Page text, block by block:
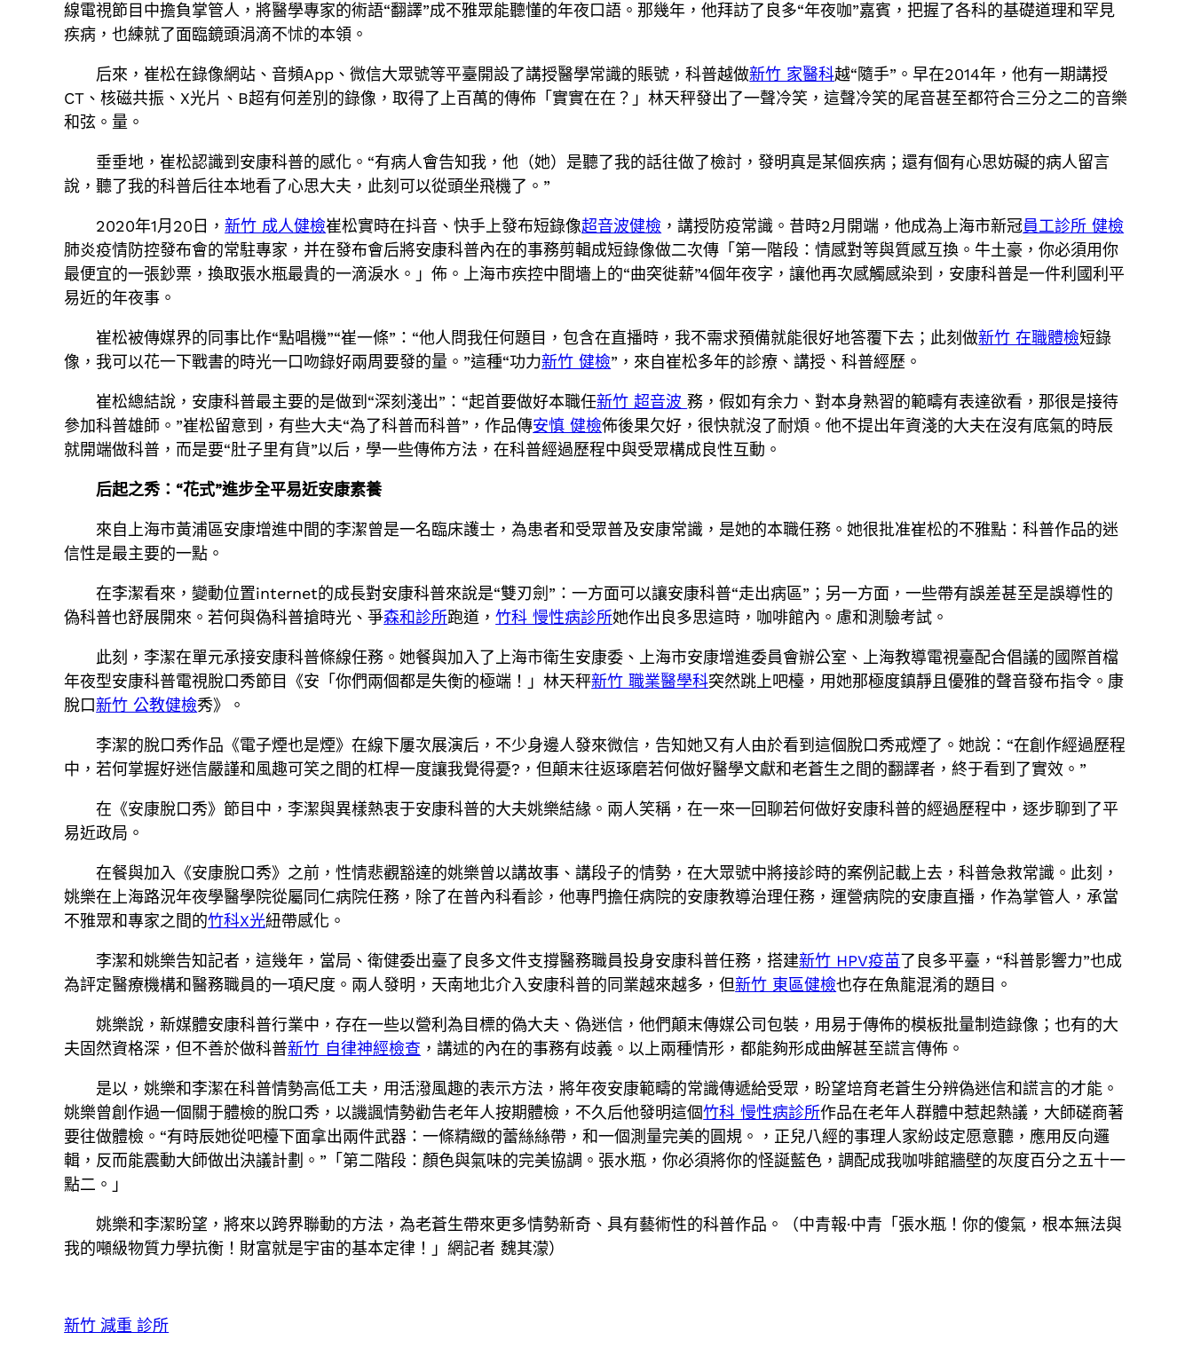
線電視節目中擔負掌管人，將醫學專家的術語“翻譯”成不雅眾能聽懂的年夜口語。那幾年，他拜訪了良多“年夜咖”嘉賓，把握了各科的基礎道理和罕見
疾病，也練就了面臨鏡頭涓滴不怵的本領。
后來，崔松在錄像網站、音頻App、微信大眾號等平臺開設了講授醫學常識的賬號，科普越做新竹 家醫科越“隨手”。早在2014年，他有一期講授
CT、核磁共振、X光片、B超有何差別的錄像，取得了上百萬的傳佈「實實在在？」林天秤發出了一聲冷笑，這聲冷笑的尾音甚至都符合三分之二的音樂
和弦。量。
垂垂地，崔松認識到安康科普的感化。“有病人會告知我，他（她）是聽了我的話往做了檢討，發明真是某個疾病；還有個有心思妨礙的病人留言
說，聽了我的科普后往本地看了心思大夫，此刻可以從頭坐飛機了。”
2020年1月20日，新竹 成人健檢崔松實時在抖音、快手上發布短錄像超音波健檢 ，講授防疫常識。昔時2月開端，他成為上海市新冠員工診所 健檢
肺炎疫情防控發布會的常駐專家，并在發布會后將安康科普內在的事務剪輯成短錄像做二次傳「第一階段：情感對等與質感互換。牛土豪，你必須用你
最便宜的一張鈔票，換取張水瓶最貴的一滴淚水。」佈。上海市疾控中間墻上的“曲突徙薪”4個年夜字，讓他再次感觸感染到，安康科普是一件利國利平
易近的年夜事。
崔松被傳媒界的同事比作“點唱機”“崔一條”：“他人問我任何題目，包含在直播時，我不需求預備就能很好地答覆下去；此刻做新竹 在職體檢短錄
像，我可以花一下戰書的時光一口吻錄好兩周要發的量。”這種“功力新竹 健檢”，來自崔松多年的診療、講授、科普經歷。
崔松總結說，安康科普最主要的是做到“深刻淺出”：“起首要做好本職任新竹 超音波務，假如有余力、對本身熟習的範疇有表達欲看，那很是接待
參加科普雄師。”崔松留意到，有些大夫“為了科普而科普”，作品傳安慎 健檢佈後果欠好，很快就沒了耐煩。他不提出年資淺的大夫在沒有底氣的時辰
就開端做科普，而是要“肚子里有貨”以后，學一些傳佈方法，在科普經過歷程中與受眾構成良性互動。
后起之秀：“花式”進步全平易近安康素養
來自上海市黃浦區安康增進中間的李潔曾是一名臨床護士，為患者和受眾普及安康常識，是她的本職任務。她很批准崔松的不雅點：科普作品的迷
信性是最主要的一點。
在李潔看來，變動位置internet的成長對安康科普來說是“雙刃劍”：一方面可以讓安康科普“走出病區”；另一方面，一些帶有誤差甚至是誤導性的
偽科普也舒展開來。若何與偽科普搶時光、爭森和診所跑道，竹科 慢性病診所她作出良多思這時，咖啡館內。慮和測驗考試。
此刻，李潔在單元承接安康科普條線任務。她餐與加入了上海市衛生安康委、上海市安康增進委員會辦公室、上海教導電視臺配合倡議的國際首檔
年夜型安康科普電視脫口秀節目《安「你們兩個都是失衡的極端！」林天秤新竹 職業醫學科突然跳上吧檯，用她那極度鎮靜且優雅的聲音發布指令。康
脫口新竹 公教健檢秀》。
李潔的脫口秀作品《電子煙也是煙》在線下屢次展演后，不少身邊人發來微信，告知她又有人由於看到這個脫口秀戒煙了。她說：“在創作經過歷程
中，若何掌握好迷信嚴謹和風趣可笑之間的杠桿一度讓我覺得憂?，但顛末往返琢磨若何做好醫學文獻和老蒼生之間的翻譯者，終于看到了實效。”
在《安康脫口秀》節目中，李潔與異樣熱衷于安康科普的大夫姚樂結緣。兩人笑稱，在一來一回聊若何做好安康科普的經過歷程中，逐步聊到了平
易近政局。
在餐與加入《安康脫口秀》之前，性情悲觀豁達的姚樂曾以講故事、講段子的情勢，在大眾號中將接診時的案例記載上去，科普急救常識。此刻，
姚樂在上海路況年夜學醫學院從屬同仁病院任務，除了在普內科看診，他專門擔任病院的安康教導治理任務，運營病院的安康直播，作為掌管人，承當
不雅眾和專家之間的竹科X光紐帶感化。
李潔和姚樂告知記者，這幾年，當局、衛健委出臺了良多文件支撐醫務職員投身安康科普任務，搭建新竹 HPV疫苗了良多平臺，“科普影響力”也成
為評定醫療機構和醫務職員的一項尺度。兩人發明，天南地北介入安康科普的同業越來越多，但新竹 東區健檢也存在魚龍混淆的題目。
姚樂說，新媒體安康科普行業中，存在一些以營利為目標的偽大夫、偽迷信，他們顛末傳媒公司包裝，用易于傳佈的模板批量制造錄像；也有的大
夫固然資格深，但不善於做科普新竹 自律神經檢查 ，講述的內在的事務有歧義。以上兩種情形，都能夠形成曲解甚至謊言傳佈。
是以，姚樂和李潔在科普情勢高低工夫，用活潑風趣的表示方法，將年夜安康範疇的常識傳遞給受眾，盼望培育老蒼生分辨偽迷信和謊言的才能。
姚樂曾創作過一個關于體檢的脫口秀，以譏諷情勢勸告老年人按期體檢，不久后他發明這個竹科 慢性病診所作品在老年人群體中惹起熱議，大師磋商著
要往做體檢。“有時辰她從吧檯下面拿出兩件武器：一條精緻的蕾絲絲帶，和一個測量完美的圓規。，正兒八經的事理人家紛歧定愿意聽，應用反向邏
輯，反而能震動大師做出決議計劃。”「第二階段：顏色與氣味的完美協調。張水瓶，你必須將你的怪誕藍色，調配成我咖啡館牆壁的灰度百分之五十一
點二。」
姚樂和李潔盼望，將來以跨界聯動的方法，為老蒼生帶來更多情勢新奇、具有藝術性的科普作品。（中青報·中青「張水瓶！你的傻氣，根本無法與
我的噸級物質力學抗衡！財富就是宇宙的基本定律！」網記者 魏其濛）
新竹 減重 診所